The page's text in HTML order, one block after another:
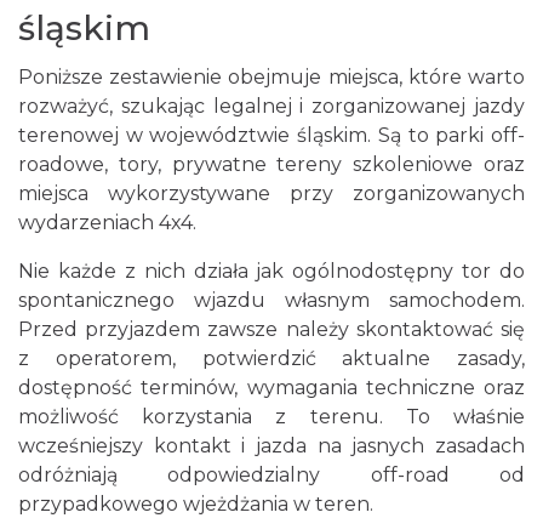
śląskim
Poniższe zestawienie obejmuje miejsca, które warto
rozważyć, szukając legalnej i zorganizowanej jazdy
terenowej w województwie śląskim. Są to parki off-
roadowe, tory, prywatne tereny szkoleniowe oraz
miejsca wykorzystywane przy zorganizowanych
wydarzeniach 4x4.
Nie każde z nich działa jak ogólnodostępny tor do
spontanicznego wjazdu własnym samochodem.
Przed przyjazdem zawsze należy skontaktować się
z operatorem, potwierdzić aktualne zasady,
dostępność terminów, wymagania techniczne oraz
możliwość korzystania z terenu. To właśnie
wcześniejszy kontakt i jazda na jasnych zasadach
odróżniają odpowiedzialny off-road od
przypadkowego wjeżdżania w teren.